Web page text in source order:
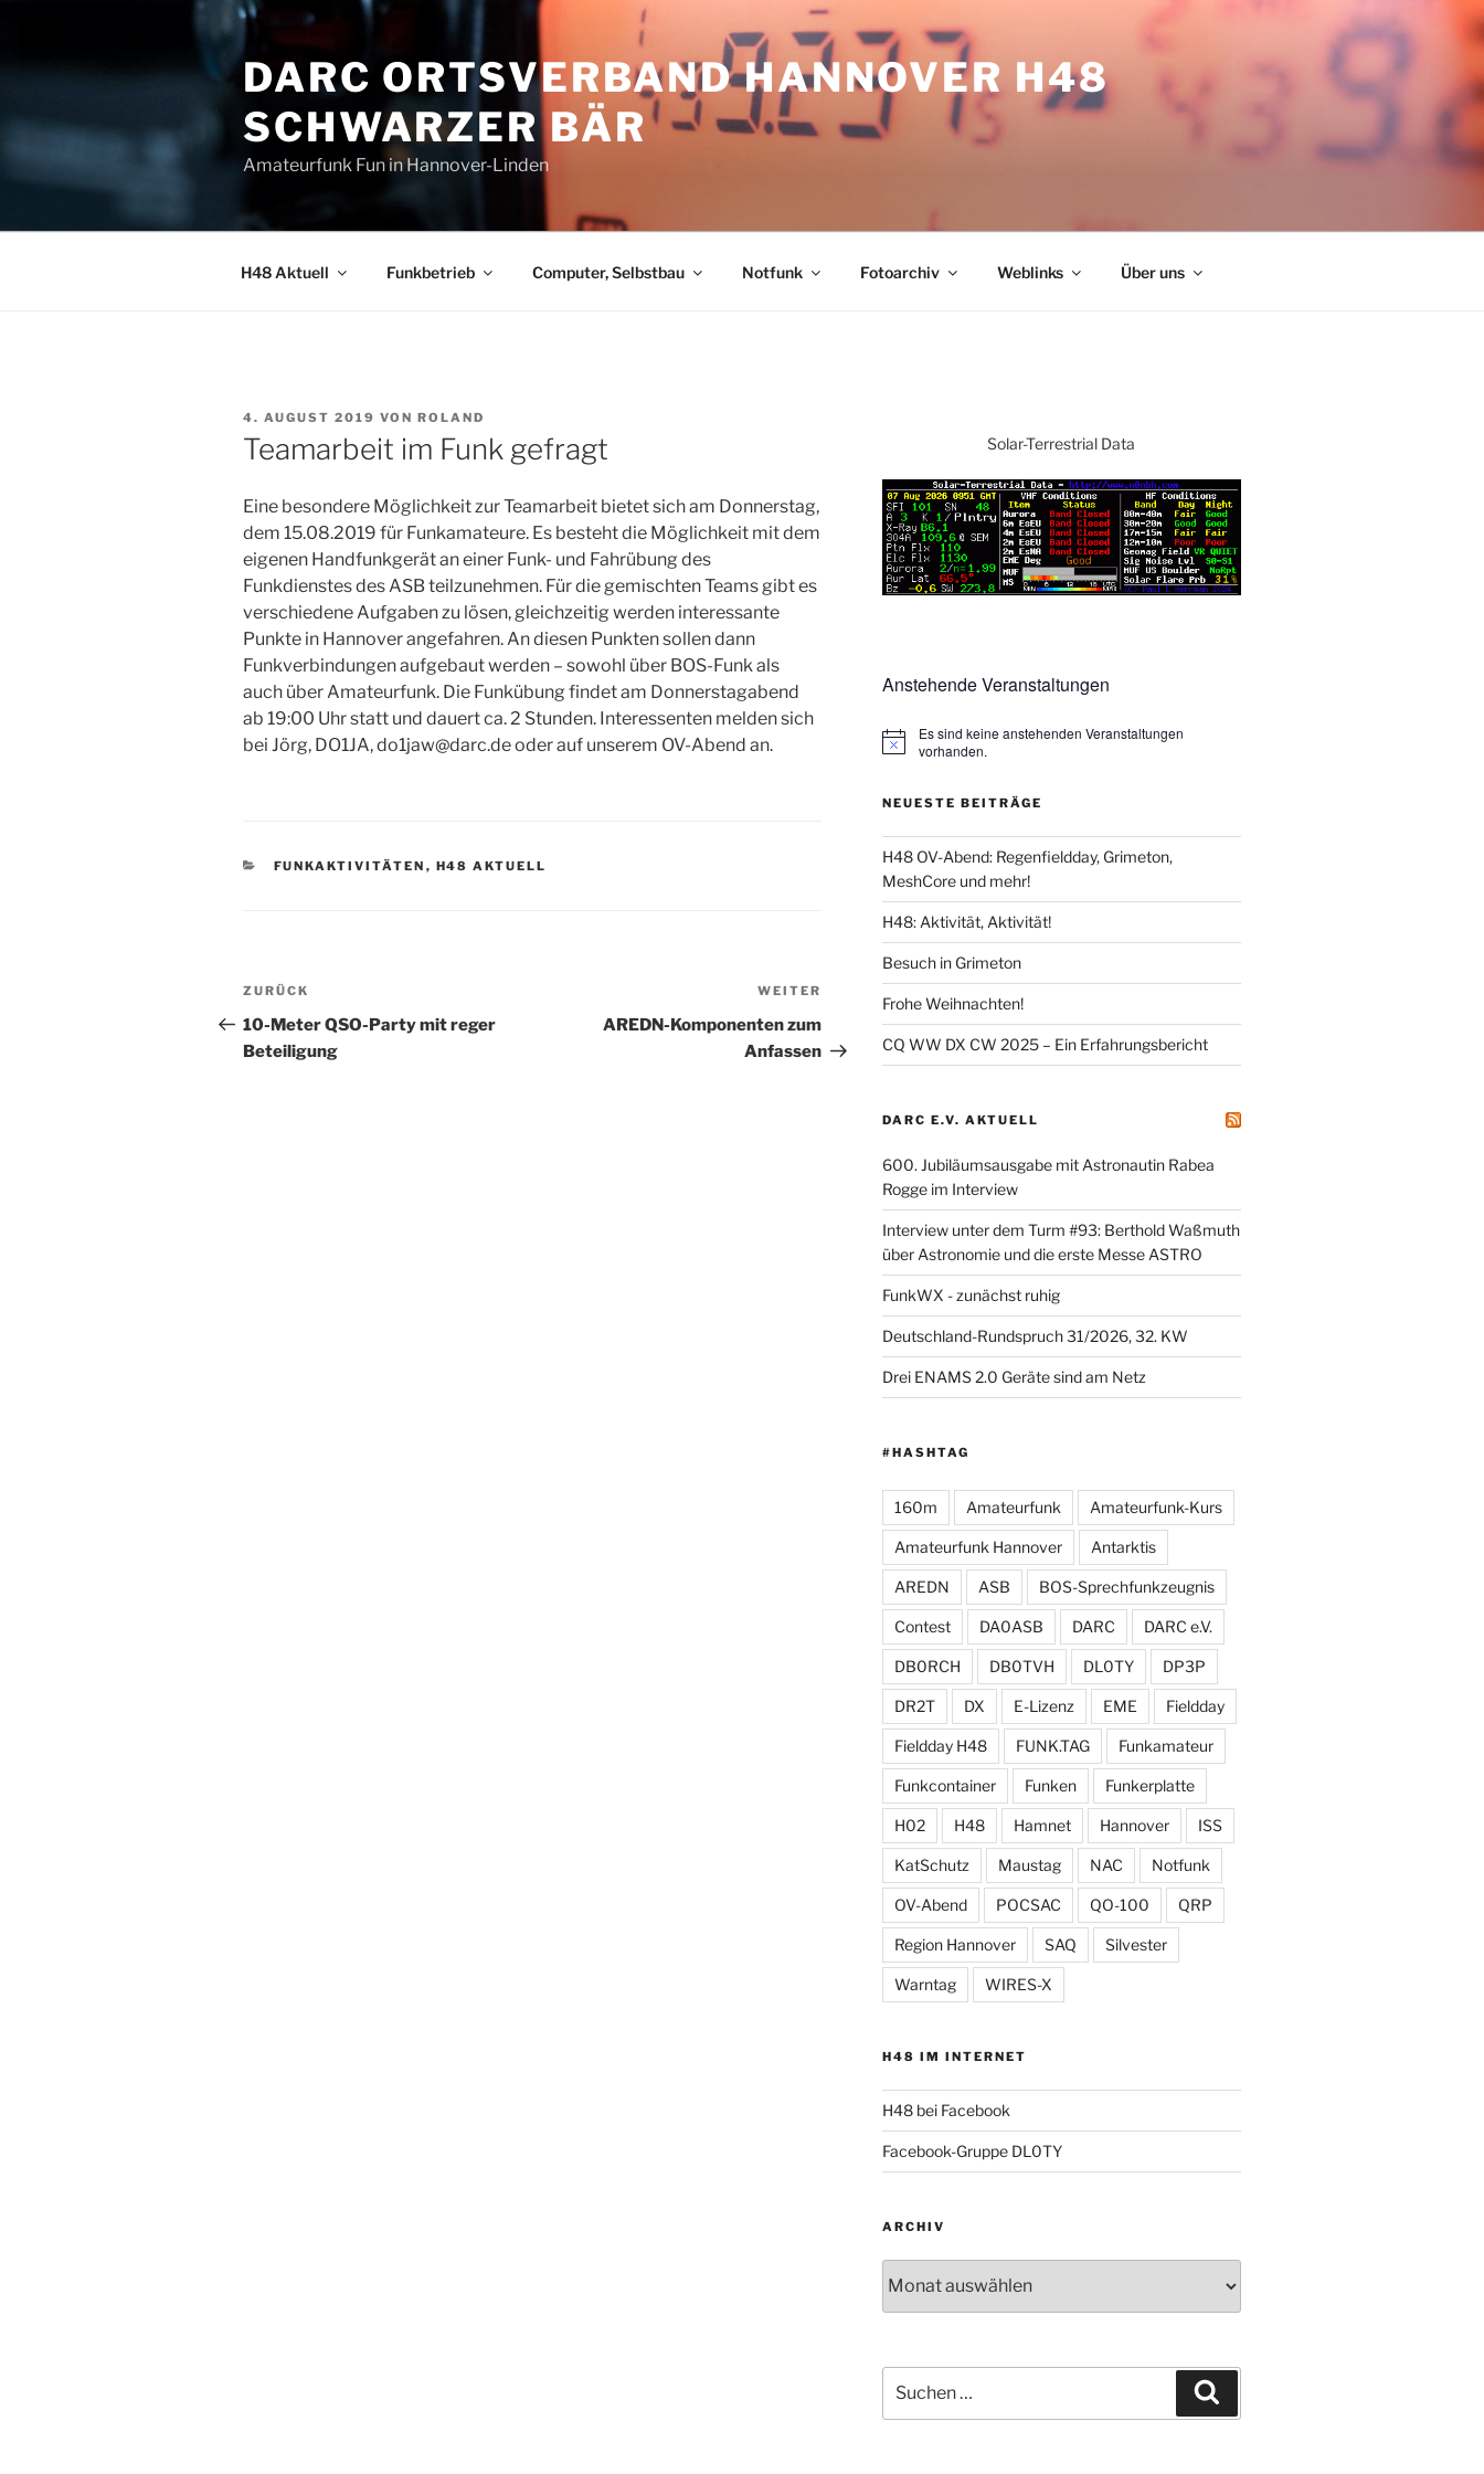
DARC ORTSVERBAND HANNOVER H48
SCHWARZER BÄR
Amateurfunk Fun in Hannover-Linden
H48 Aktuell Funkbetrieb Computer, Selbstbau Notfunk Fotoarchiv Weblinks Über uns
VERÖFFENTLICHT
AM
4. AUGUST 2019 VON ROLAND
Teamarbeit im Funk gefragt
Eine besondere Möglichkeit zur Teamarbeit bietet sich am Donnerstag,
dem 15.08.2019 für Funkamateure. Es besteht die Möglichkeit mit dem
eigenen Handfunkgerät an einer Funk- und Fahrübung des
Funkdienstes des ASB teilzunehmen. Für die gemischten Teams gibt es
verschiedene Aufgaben zu lösen, gleichzeitig werden interessante
Punkte in Hannover angefahren. An diesen Punkten sollen dann
Funkverbindungen aufgebaut werden – sowohl über BOS-Funk als
auch über Amateurfunk. Die Funkübung findet am Donnerstagabend
ab 19:00 Uhr statt und dauert ca. 2 Stunden. Interessenten melden sich
bei Jörg, DO1JA, do1jaw@darc.de oder auf unserem OV-Abend an.
KATEGORIEN
FUNKAKTIVITÄTEN , H48 AKTUELL
Beitrags-
Navigation
Vorheriger
Beitrag
ZURÜCK
10-Meter QSO-Party mit reger
Beteiligung
Nächster
Beitrag
WEITER
AREDN-Komponenten zum
Anfassen
Solar-Terrestrial Data
Anstehende Veranstaltungen
Es sind keine anstehenden Veranstaltungen
vorhanden.
NEUESTE BEITRÄGE
H48 OV-Abend: Regenfieldday, Grimeton,
MeshCore und mehr!
H48: Aktivität, Aktivität!
Besuch in Grimeton
Frohe Weihnachten!
CQ WW DX CW 2025 – Ein Erfahrungsbericht
DARC E.V. AKTUELL
600. Jubiläumsausgabe mit Astronautin Rabea
Rogge im Interview
Interview unter dem Turm #93: Berthold Waßmuth
über Astronomie und die erste Messe ASTRO
FunkWX - zunächst ruhig
Deutschland-Rundspruch 31/2026, 32. KW
Drei ENAMS 2.0 Geräte sind am Netz
#HASHTAG
160m Amateurfunk Amateurfunk-Kurs
Amateurfunk Hannover Antarktis
AREDN ASB BOS-Sprechfunkzeugnis
Contest DA0ASB DARC DARC e.V.
DB0RCH DB0TVH DL0TY DP3P
DR2T DX E-Lizenz EME Fieldday
Fieldday H48 FUNK.TAG Funkamateur
Funkcontainer Funken Funkerplatte
H02 H48 Hamnet Hannover ISS
KatSchutz Maustag NAC Notfunk
OV-Abend POCSAC QO-100 QRP
Region Hannover SAQ Silvester
Warntag WIRES-X
H48 IM INTERNET
H48 bei Facebook
Facebook-Gruppe DL0TY
ARCHIV
nach: